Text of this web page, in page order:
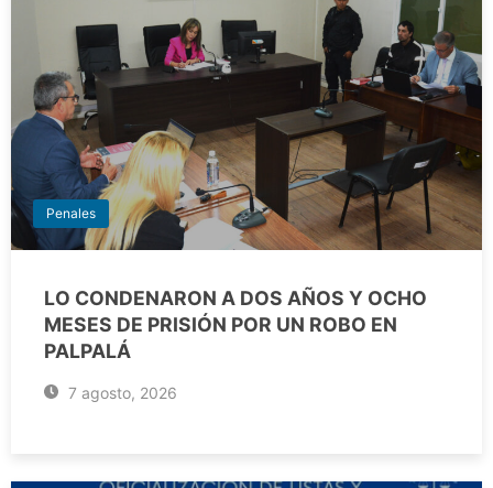
Penales
LO CONDENARON A DOS AÑOS Y OCHO
MESES DE PRISIÓN POR UN ROBO EN
PALPALÁ
7 agosto, 2026